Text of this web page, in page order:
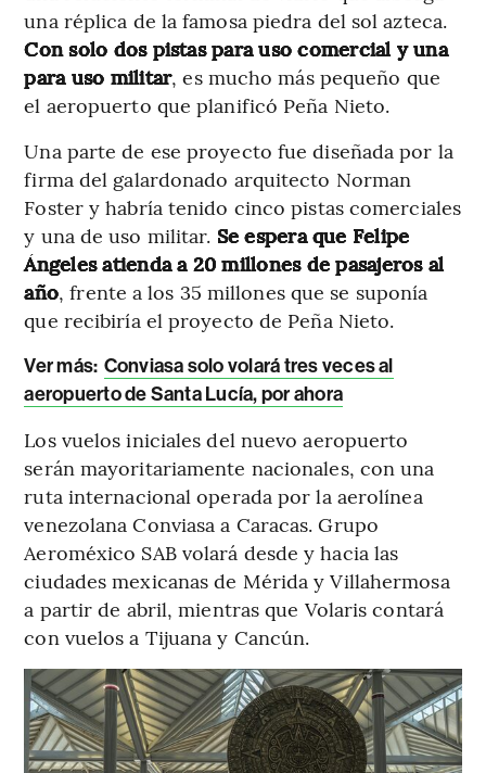
una réplica de la famosa piedra del sol azteca.
Con solo dos pistas para uso comercial y una
para uso militar, es mucho más pequeño que
el aeropuerto que planificó Peña Nieto.
Una parte de ese proyecto fue diseñada por la
firma del galardonado arquitecto Norman
Foster y habría tenido cinco pistas comerciales
y una de uso militar. Se espera que Felipe
Ángeles atienda a 20 millones de pasajeros al
año, frente a los 35 millones que se suponía
que recibiría el proyecto de Peña Nieto.
Ver más: Conviasa solo volará tres veces al
aeropuerto de Santa Lucía, por ahora
Los vuelos iniciales del nuevo aeropuerto
serán mayoritariamente nacionales, con una
ruta internacional operada por la aerolínea
venezolana Conviasa a Caracas. Grupo
Aeroméxico SAB volará desde y hacia las
ciudades mexicanas de Mérida y Villahermosa
a partir de abril, mientras que Volaris contará
con vuelos a Tijuana y Cancún.